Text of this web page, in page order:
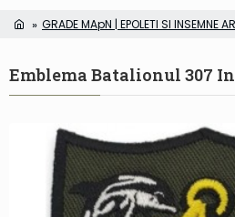
GRADE MApN | EPOLETI SI INSEMNE
Emblema Batalionul 307